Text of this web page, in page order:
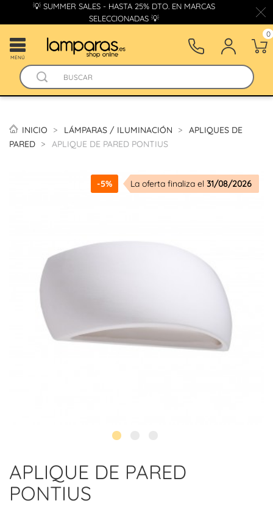
💡 SUMMER SALES - HASTA 25% DTO. EN MARCAS
SELECCIONADAS 💡
MENÚ
0
INICIO LÁMPARAS / ILUMINACIÓN
APLIQUES DE
PARED
APLIQUE DE PARED PONTIUS
-5% La oferta finaliza el 31/08/2026
APLIQUE DE PARED
PONTIUS